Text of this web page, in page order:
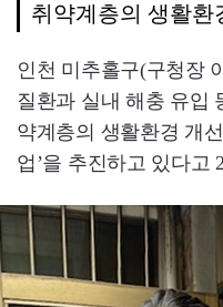
취약계층의 생활환
인천 미추홀구(구청장
질환과 실내 해충 유입
약계층의 생활환경 개
업’을 추진하고 있다고